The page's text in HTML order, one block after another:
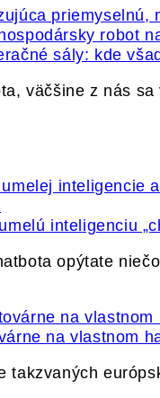
sály: kde
väčšine z nás
inteligenciu
opýtate
na vlastnom
takzvaných